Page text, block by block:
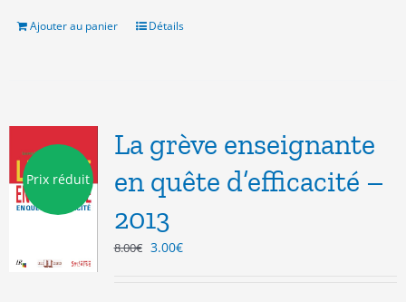
7.00€.3.00€.
Ajouter au panier Détails
Prix réduit
La grève enseignante
en quête d’efficacité –
2013
8.00€ Le
3.00€Le